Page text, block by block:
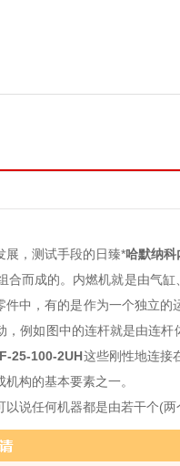
展，测试手段的日臻*哈默纳科
而成的。内燃机就是由气
件中，有的是作为一个独立
例如图中的连杆就是由连
25-100-2UH这些刚性地连接
构的基本要素之一。
说任何机器都是由若干个(两
定的方式把各个构件彼此连